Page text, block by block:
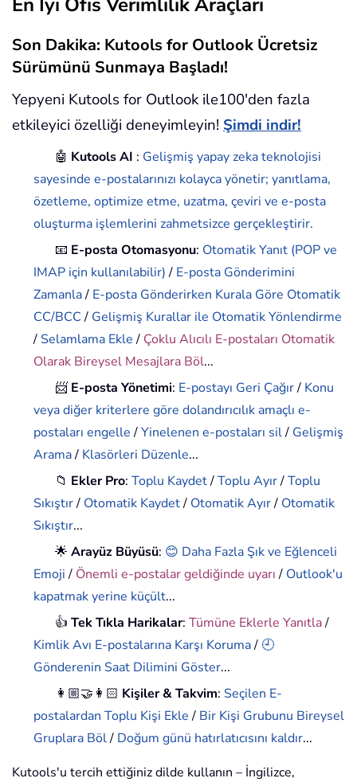
Son Dakika: Kutools for Outlook Ücretsiz
Sürümünü Sunmaya Başladı!
Yepyeni Kutools for Outlook ile100'den fazla
etkileyici özelliği deneyimleyin! Şimdi indir!
🤖 Kutools AI : Gelişmiş yapay zeka teknolojisi
sayesinde e-postalarınızı kolayca yönetir; yanıtlama,
özetleme, optimize etme, uzatma, çeviri ve e-posta
oluşturma işlemlerini zahmetsizce gerçekleştirir.
📧 E-posta Otomasyonu: Otomatik Yanıt (POP ve
IMAP için kullanılabilir)/ E-posta Gönderimini
Zamanla/ E-posta Gönderirken Kurala Göre Otomatik
CC/BCC/ Gelişmiş Kurallar ile Otomatik Yönlendirme
/ Selamlama Ekle/ Çoklu Alıcılı E-postaları Otomatik
Olarak Bireysel Mesajlara Böl...
📨 E-posta Yönetimi: E-postayı Geri Çağır/ Konu
veya diğer kriterlere göre dolandırıcılık amaçlı e-
postaları engelle/Yinelenen e-postaları sil/ Gelişmiş
Arama/ Klasörleri Düzenle...
📁 Ekler Pro:Toplu Kaydet/Toplu Ayır/Toplu
Sıkıştır/ Otomatik Kaydet/ Otomatik Ayır/ Otomatik
Sıkıştır...
🌟Arayüz Büyüsü: 😊 Daha Fazla Şık ve Eğlenceli
Emoji/ Önemli e-postalar geldiğinde uyarı/ Outlook'u
kapatmak yerine küçült...
👍Tek Tıkla Harikalar:Tümüne Eklerle Yanıtla/
Kimlik Avı E-postalarına Karşı Koruma/ 🕘
Gönderenin Saat Dilimini Göster...
👩🏼‍🤝‍👩🏻 Kişiler & Takvim: Seçilen E-
postalardan Toplu Kişi Ekle/ Bir Kişi Grubunu Bireysel
Gruplara Böl/ Doğum günü hatırlatıcısını kaldır...
Kutools'u tercih ettiğiniz dilde kullanın – İngilizce,